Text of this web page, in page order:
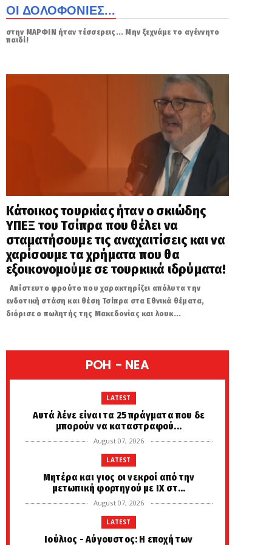
ΟΙ ΔΟΛΟΦΟΝΙΕΣ...
στην ΜΑΡΦΙΝ ήταν τέσσερεις... Μην ξεχνάμε το αγέννητο
παιδί!
Κάτοικος τουρκίας ήταν ο σκιώδης
ΥΠΕΞ του Τσίπρα που θέλει να
σταματήσουμε τις αναχαιτίσεις και να
χαρίσουμε τα χρήματα που θα
εξοικονομούμε σε τουρκικά ιδρύματα!
Απίστευτο φρούτο που χαρακτηρίζει απόλυτα την
ενδοτική στάση και θέση Τσίπρα στα Εθνικά θέματα,
διόρισε ο πωλητής της Μακεδονίας και λουκ...
POH - NEA
LATEST
Αυτά λένε είναι τα 25 πράγματα που δε
μπορούν να καταστραφού...
August 07, 2026
LATEST
Μητέρα και γιος οι νεκροί από την
μετωπική φορτηγού με ΙΧ στ...
August 07, 2026
LATEST
Ιούλιος - Αύγουστος: Η εποχή των